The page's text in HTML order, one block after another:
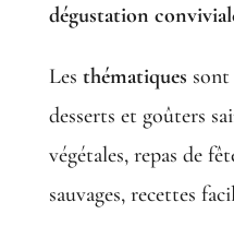
dégustation
Les thématiques sont
desserts et goûters
végétales, repas de
sauvages, recettes